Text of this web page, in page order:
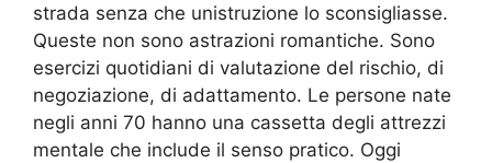
strada senza che unistruzione lo sconsigliasse.
Queste non sono astrazioni romantiche. Sono
esercizi quotidiani di valutazione del rischio, di
negoziazione, di adattamento. Le persone nate
negli anni 70 hanno una cassetta degli attrezzi
mentale che include il senso pratico. Oggi